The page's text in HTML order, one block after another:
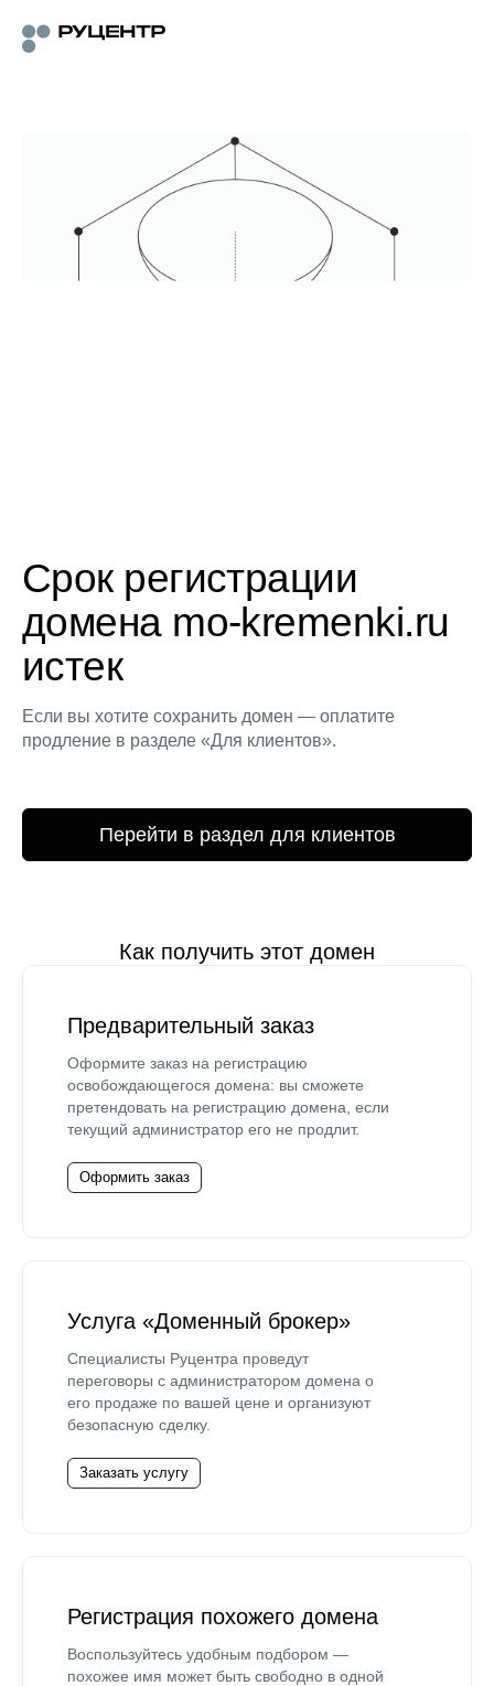
Срок регистрации
домена mo-kremenki.ru
истек
Если вы хотите сохранить домен — оплатите
продление в разделе «Для клиентов».
Перейти в раздел для клиентов
Как получить этот домен
Предварительный заказ
Оформите заказ на регистрацию
освобождающегося домена: вы сможете
претендовать на регистрацию домена, если
текущий администратор его не продлит.
Оформить заказ
Услуга «Доменный брокер»
Специалисты Руцентра проведут
переговоры с администратором домена о
его продаже по вашей цене и организуют
безопасную сделку.
Заказать услугу
Регистрация похожего домена
Воспользуйтесь удобным подбором —
похожее имя может быть свободно в одной